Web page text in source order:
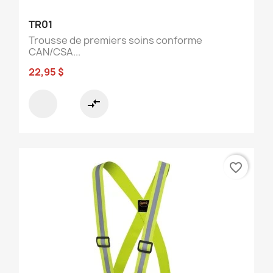
TR01
Trousse de premiers soins conforme
CAN/CSA...
22,95 $
compare_arrows
favorite_border